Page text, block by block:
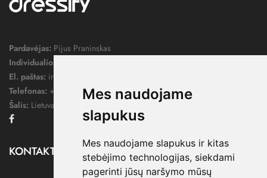
Mes naudojame
slapukus
Mes naudojame slapukus ir kitas
stebėjimo technologijas, siekdami
pagerinti jūsų naršymo mūsų
Pardavėjas: Pijus Praninskas
Individualios veiklos pažymos nr.:
El. paštas: info@dressify.lt
Telefonas: +370 676 78578
Šalis: Lietuva
KONTAKTAI